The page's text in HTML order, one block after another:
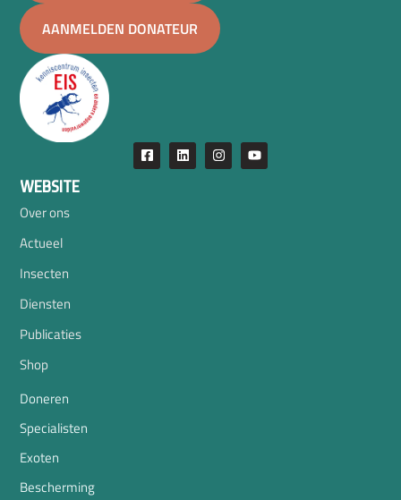
AANMELDEN DONATEUR
WEBSITE
Over ons
Actueel
Insecten
Diensten
Publicaties
Shop
Doneren
Specialisten
Exoten
Bescherming